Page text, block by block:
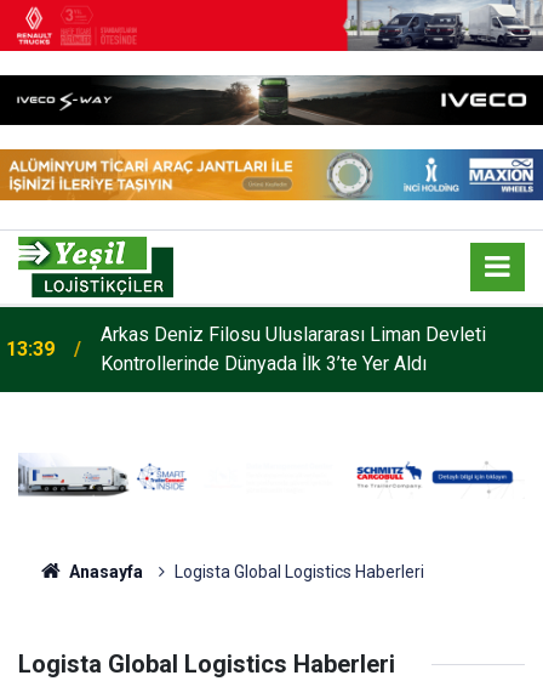
13:39
Arkas Deniz Filosu Uluslararası Liman Devleti
13:26
Opel Combo, Türkiye’de Üretilecek
Anasayfa Logista Global Logistics Haberleri
Logista Global Logistics Haberleri